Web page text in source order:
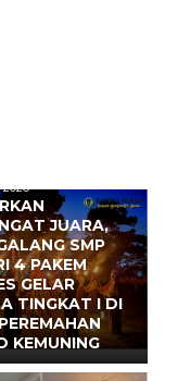
JUARA,
SMP
4 PAKEM
GELAR
TINGKAT I DI
KEMUNING